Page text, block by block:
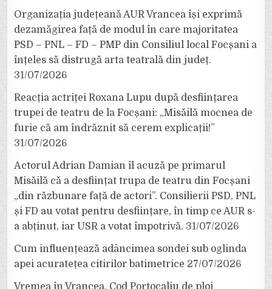
Organizația județeană AUR Vrancea își exprimă
dezamăgirea față de modul în care majoritatea
PSD – PNL – FD – PMP din Consiliul local Focșani a
înțeles să distrugă arta teatrală din județ.
31/07/2026
Reacția actriței Roxana Lupu după desființarea
trupei de teatru de la Focșani: „Misăilă mocnea de
furie că am îndrăznit să cerem explicații!”
31/07/2026
Actorul Adrian Damian îl acuză pe primarul
Misăilă că a desființat trupa de teatru din Focșani
„din răzbunare față de actori”. Consilierii PSD, PNL
și FD au votat pentru desființare, în timp ce AUR s-
a abținut, iar USR a votat împotrivă. 31/07/2026
Cum influențează adâncimea sondei sub oglinda
apei acuratețea citirilor batimetrice 27/07/2026
Vremea în Vrancea. Cod Portocaliu de ploi